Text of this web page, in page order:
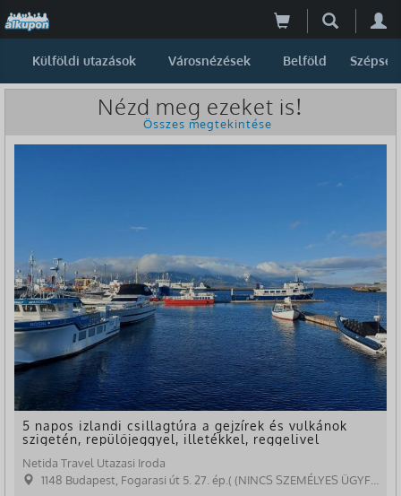
Külföldi utazások Városnézések Belföld Szépség
Nézd meg ezeket is!
Összes megtekintése
5 napos izlandi csillagtúra a gejzírek és vulkánok
szigetén, repülőjeggyel, illetékkel, reggelivel
Netida Travel Utazasi Iroda
1148 Budapest, Fogarasi út 5. 27. ép.( (NINCS SZEMÉLYES ÜGYFÉLFOGADÁS)